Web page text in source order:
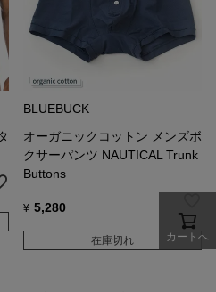
BLUEBUCK
オーガニックコットン メンズボ
クサーパンツ NAUTICAL Trunk
Buttons
¥ 5,280
在庫切れ カートへ